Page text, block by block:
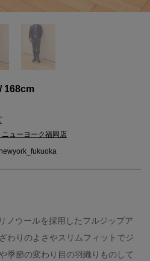
168cm
ューヨーク福岡店
ノウールを採用したフルジップア
わりのよさやスリムフィットでジ
季節の変わり目の羽織りものして